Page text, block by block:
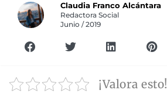
Claudia Franco Alcántara
Redactora Social
Junio / 2019
¡Valora esto!